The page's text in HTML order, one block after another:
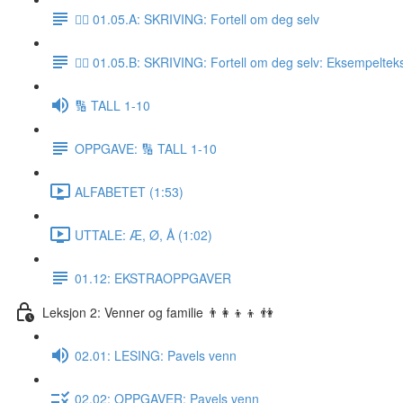
✍🏼 01.05.A: SKRIVING: Fortell om deg selv
✍🏼 01.05.B: SKRIVING: Fortell om deg selv:
🔢 TALL 1-10
OPPGAVE: 🔢 TALL 1-10
ALFABETET (1:53)
UTTALE: Æ, Ø, Å (1:02)
01.12: EKSTRAOPPGAVER
Leksjon 2: Venner og familie 👨‍👩‍👦‍👦 👫
02.01: LESING: Pavels venn
02.02: OPPGAVER: Pavels venn